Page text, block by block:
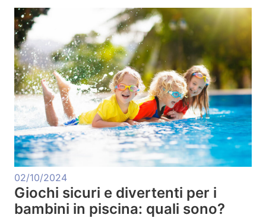
02/10/2024
Giochi sicuri e divertenti per i
bambini in piscina: quali sono?